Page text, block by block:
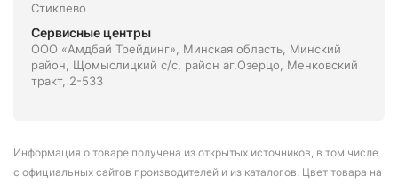
Стиклево
Сервисные центры
ООО «Амдбай Трейдинг», Минская область, Минский
район, Щомыслицкий с/с, район аг.Озерцо, Менковский
тракт, 2-533
Информация о товаре получена из открытых источников, в том числе
с официальных сайтов производителей и из каталогов. Цвет товара на